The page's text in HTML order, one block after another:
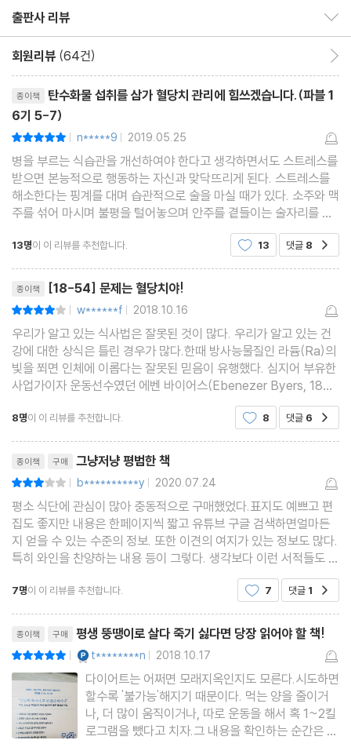
2장 살이 빠지는 식사법
_탄수화물 제한으로 심신을 단련하다
비만의 메커니즘_ 왜 살이 찌는가 | 01 뱃살은 왜 빼기 어려울까 | 0
04 매일 먹는 탄수화물 양을 줄인다 | 05 탄수화물의 악성도를 정
확히 안다 | 06 무엇을 먹으면 혈당치가 오르나 | 07 이상적인 혈당
치는 70-140이다 | 08 먹는 순서에 따라 살찌는 방식이 달라진다
| 09 일정한 양을 여러 번 나눠 먹는다 | 10 해조류와 버섯류를 많이
먹는다 | 11 탄수화물을 줄인 만큼 단백질을 늘린다 | 12 하루 2리터
와인을 마시면 살이 빠진다 | 15 계피는 혈당치를 낮춘다 | 16 나이
들수록 탄수화물을 줄여야 한다 | 17 글루텐 프리가 꼭 건강식은 아
니다 | 18 부위별 살 빼기란 불가능하다 | 19 아침 점심 저녁은 3:5:
2 비율로!
3장 지치지 않는 힘을 기르는 식사법
_세끼 식사로 신체의 기능을 높인다
뇌의 메커니즘_ 왜 식사를 하면 좋아질까 | 20 탄수화물은 아침 식
스로 갈아먹으면 살찐다 | 23 천연 효모, 통밀가루로 만든 빵이 좋다
| 24 양질의 버터를 고수한다 | 25 우유보다 두유를 마신다 | 26 요
구르트는 조금씩 매일 먹는다 | 27 달걀의 콜레스테롤은 극히 미량
이다 | 28 가공육은 가급적 삼간다 | 29 단맛을 원하면 벌꿀을 사용
한다 | 30 왜 점심을 먹고 나면 졸릴까 | 31 과자 빵은 수명을 갉아
먹는다 | 32 왜 잘 씹고 천천히 먹어야 할까 | 33 점심을 먹고 나서
20분간 걷는다 | 34 탄수화물은 지질과 함께 먹는다 | 35 출출하면
견과류를 먹는다 | 36 잠들기 4시간 전에는 먹지 않는다 | 37 저녁
은 반찬을 중심으로 먹는다 | 38 염분 섭취량을 줄인다 | 39 와인이
나 증류주는 혈당치를 낮춘다 | 40 달콤한 음식은 야식으로 금물 |
41 자기 전에 허브티를 마신다
4장 늙지 않는 식사법
출판사 리뷰
회원리뷰 (64건)
종이책
탄수화물 섭취를 삼가 혈당치 관리에 힘쓰겠습니다.(파블 1
6기 5-7)
| n*****9 | 2019.05.25
병을 부르는 식습관을 개선하여야 한다고 생각하면서도 스트레스를
받으면 본능적으로 행동하는 자신과 맞닥뜨리게 된다. 스트레스를
해소한다는 핑계를 대며 습관적으로 술을 마실 때가 있다. 소주와 맥
주를 섞어 마시며 불평을 털어놓으며 안주를 곁들이는 술자리를 오
랜 시간 잇는다. 평소에는 잘 먹지 않던 감자튀김과 통닭을 먹으며
맥주를 들이키기 일쑤였다. 뒷날이 휴일일
13명이 이 리뷰를 추천합니다. 13 댓글 8
종이책 [18-54] 문제는 혈당치야!
| w******f | 2018.10.16
우리가 알고 있는 식사법은 잘못된 것이 많다. 우리가 알고 있는 건
강에 대한 상식은 틀린 경우가 많다.한때 방사능물질인 라듐(Ra)의
빛을 쬐면 인체에 이롭다는 잘못된 믿음이 유행했다. 심지어 부유한
사업가이자 운동선수였던 에벤 바이어스(Ebenezer Byers, 1880
~1932)는 라듐이 들어 있는 라디돌(Radithor)이라는 건강음료를
하루에 석 잔씩 마셨다고 한다. 이처럼 라듐을
8명이 이 리뷰를 추천합니다. 8 댓글 6
종이책 구매 그냥저냥 평범한 책
| b**********y | 2020.07.24
평소 식단에 관심이 많아 충동적으로 구매했었다.표지도 예쁘고 편
집도 좋지만 내용은 한페이지씩 짧고 유튜브 구글 검색하면얼마든
지 얻을 수 있는 수준의 정보. 또한 이견의 여지가 있는 정보도 많다.
특히 와인을 찬양하는 내용 등이 그렇다. 생각보다 이런 서적들도 이
권과 연관되어 있을 가능성이 높기에 가려 살펴야 한다.리뷰의 극찬
들이 의아하다. 상식을 뒤엎는 수준의 내용은 아
7명이 이 리뷰를 추천합니다. 7 댓글 1
종이책 구매 평생 뚱땡이로 살다 죽기 싫다면 당장 읽어야 할 책!
| t********n | 2018.10.17
다이어트는 어쩌면 모래지옥인지도 모른다.시도하면
할수록 '불가능'해지기 때문이다. 먹는 양을 줄이거
나, 더 많이 움직이거나, 따로 운동을 해서 혹 1~2킬
로그램을 뺐다고 치자.그 내용을 확인하는 순간은 즐